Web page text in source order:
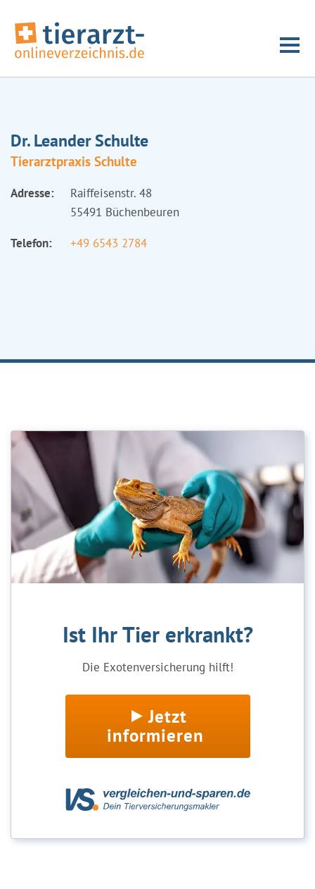
Dr. Leander Schulte
Tierarztpraxis Schulte
Adresse:
Raiffeisenstr. 48
55491 Büchenbeuren
Telefon:
+49 6543 2784
Ist Ihr Tier erkrankt?
Die Exotenversicherung hilft!
Jetzt
informieren